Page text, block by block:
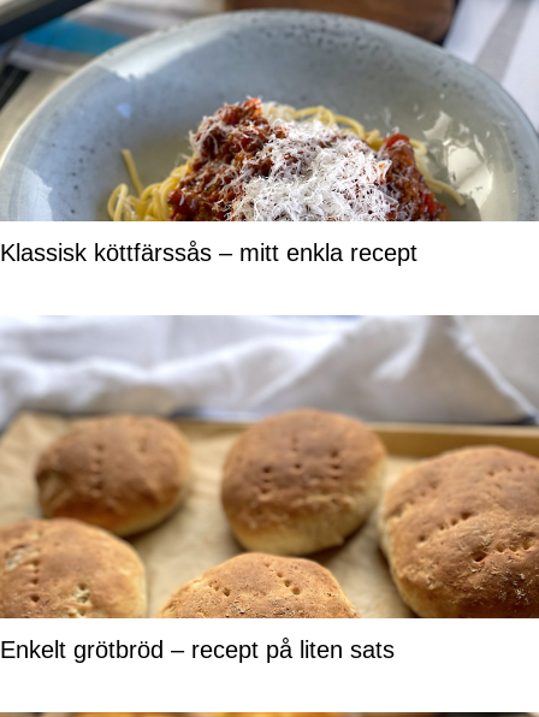
Klassisk köttfärssås – mitt enkla recept
Enkelt grötbröd – recept på liten sats